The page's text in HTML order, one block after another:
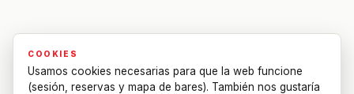
COOKIES
Usamos cookies necesarias para que la web funcione
(sesión, reservas y mapa de bares). También nos gustaría